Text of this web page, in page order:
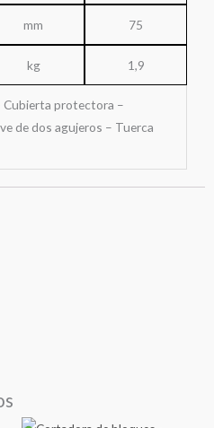
mm 75
kg 1,9
Cubierta protectora –
de dos agujeros – Tuerca